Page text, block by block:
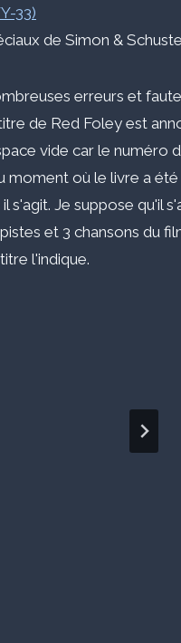
33)
de Simon &
erreurs et
de Red Foley est
vide car le numéro
où le livre a été
s'agit. Je suppose qu'il
et 3 chansons du
l'indique.